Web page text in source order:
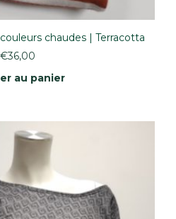
chaudes | Terracotta
€36,00
au panier